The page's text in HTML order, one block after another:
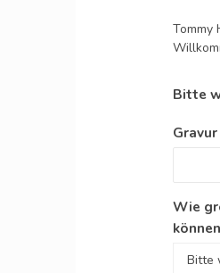
Tommy
Bitte
Wie